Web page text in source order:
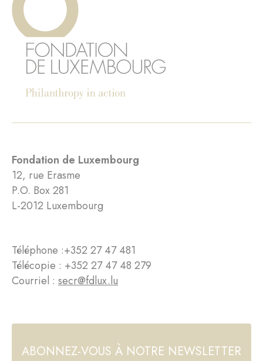
Fondation de Luxembourg
12, rue Erasme
P.O. Box 281
L-2012 Luxembourg
Téléphone :+352 27 47 481
Télécopie : +352 27 47 48 279
Courriel : secr@fdlux.lu
ABONNEZ-VOUS À NOTRE NEWSLETTER